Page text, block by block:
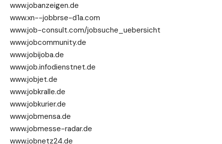
www.jobanzeigen.de
www.xn--jobbrse-d1a.com
www.job-consult.com/jobsuche_uebersicht
www.jobcommunity.de
www.jobijoba.de
www.job.infodienstnet.de
www.jobjet.de
www.jobkralle.de
www.jobkurier.de
www.jobmensa.de
www.jobmesse-radar.de
www.jobnetz24.de